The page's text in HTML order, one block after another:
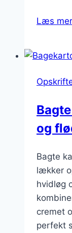
Læs
og
Bagte
lækker
hvidløg
cremet
perfekt